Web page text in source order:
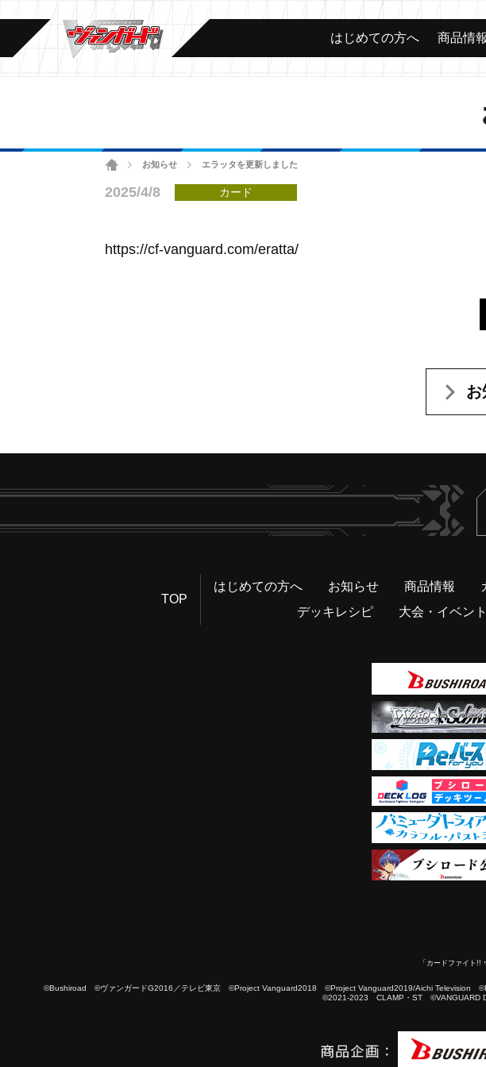
はじめての方へ 商品情報
ホームお知らせ エラッタを更新しました
2025/4/8 カード
https://cf-vanguard.com/eratta/
お
TOP
はじめての方へ お知らせ 商品情報
デッキレシピ
大会・イベント
「カードファイト!!
©Bushiroad ©ヴァンガードG2016／テレビ東京 ©Project Vanguard2018 ©Project Vanguard2019/Aichi Television
©2021-2023 CLAMP・ST ©VANGUARD